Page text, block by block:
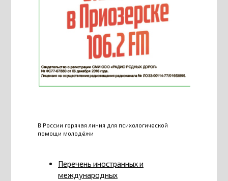
В России горячая линия для психологической
помощи молодёжи
Перечень иностранных и
международных